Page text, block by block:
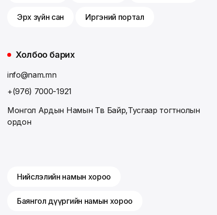
Эрх зүйн сан Иргэний портал
Холбоо барих
info@nam.mn
+(976) 7000-1921
Монгол Ардын Намын Төв Байр,Тусгаар тогтнолын
ордон
Нийслэлийн намын хороо
Баянгол дүүргийн намын хороо